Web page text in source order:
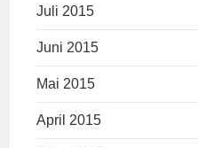
Juli 2015
Juni 2015
Mai 2015
April 2015